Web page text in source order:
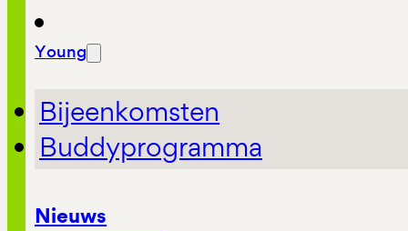
Young
Bijeenkomsten
Buddyprogramma
Nieuws